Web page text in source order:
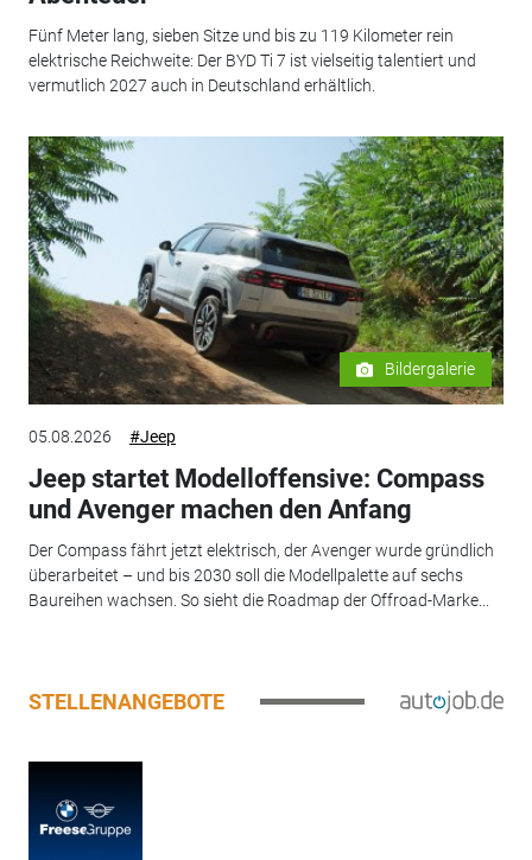
Fünf Meter lang, sieben Sitze und bis zu 119 Kilometer rein
elektrische Reichweite: Der BYD Ti 7 ist vielseitig talentiert und
vermutlich 2027 auch in Deutschland erhältlich.
Bildergalerie
05.08.2026 #Jeep
Jeep startet Modelloffensive: Compass
und Avenger machen den Anfang
Der Compass fährt jetzt elektrisch, der Avenger wurde gründlich
überarbeitet – und bis 2030 soll die Modellpalette auf sechs
Baureihen wachsen. So sieht die Roadmap der Offroad-Marke...
STELLENANGEBOTE